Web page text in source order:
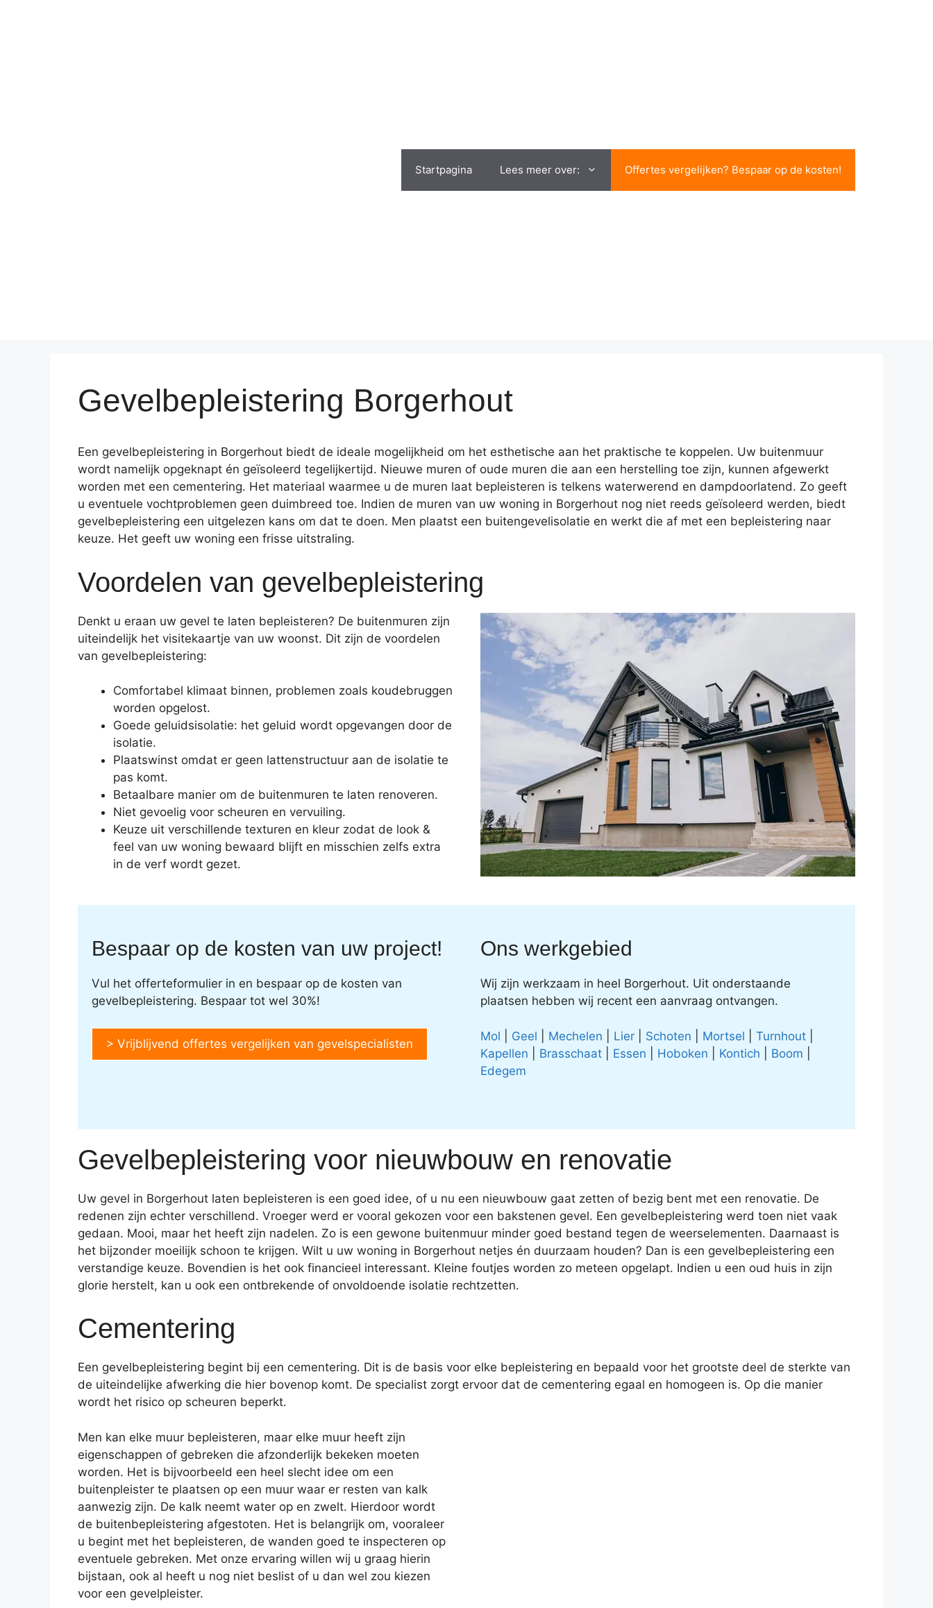
Startpagina Lees meer over: Offertes vergelijken? Bespaar op de kosten!
Gevelbepleistering Borgerhout
Een gevelbepleistering in Borgerhout biedt de ideale mogelijkheid om het esthetische aan het praktische te koppelen. Uw buitenmuur
wordt namelijk opgeknapt én geïsoleerd tegelijkertijd. Nieuwe muren of oude muren die aan een herstelling toe zijn, kunnen afgewerkt
worden met een cementering. Het materiaal waarmee u de muren laat bepleisteren is telkens waterwerend en dampdoorlatend. Zo geeft
u eventuele vochtproblemen geen duimbreed toe. Indien de muren van uw woning in Borgerhout nog niet reeds geïsoleerd werden, biedt
gevelbepleistering een uitgelezen kans om dat te doen. Men plaatst een buitengevelisolatie en werkt die af met een bepleistering naar
keuze. Het geeft uw woning een frisse uitstraling.
Voordelen van gevelbepleistering
Denkt u eraan uw gevel te laten bepleisteren? De buitenmuren zijn
uiteindelijk het visitekaartje van uw woonst. Dit zijn de voordelen
van gevelbepleistering:
Comfortabel klimaat binnen, problemen zoals koudebruggen
worden opgelost.
Goede geluidsisolatie: het geluid wordt opgevangen door de
isolatie.
Plaatswinst omdat er geen lattenstructuur aan de isolatie te
pas komt.
Betaalbare manier om de buitenmuren te laten renoveren.
Niet gevoelig voor scheuren en vervuiling.
Keuze uit verschillende texturen en kleur zodat de look &
feel van uw woning bewaard blijft en misschien zelfs extra
in de verf wordt gezet.
Bespaar op de kosten van uw project!
Vul het offerteformulier in en bespaar op de kosten van
gevelbepleistering. Bespaar tot wel 30%!
> Vrijblijvend offertes vergelijken van gevelspecialisten
Ons werkgebied
Wij zijn werkzaam in heel Borgerhout. Uit onderstaande
plaatsen hebben wij recent een aanvraag ontvangen.
Mol Geel Mechelen Lier Schoten Mortsel Turnhout
Kapellen
Brasschaat Essen Hoboken Kontich Boom
Edegem
Gevelbepleistering voor nieuwbouw en renovatie
Uw gevel in Borgerhout laten bepleisteren is een goed idee, of u nu een nieuwbouw gaat zetten of bezig bent met een renovatie. De
redenen zijn echter verschillend. Vroeger werd er vooral gekozen voor een bakstenen gevel. Een gevelbepleistering werd toen niet vaak
gedaan. Mooi, maar het heeft zijn nadelen. Zo is een gewone buitenmuur minder goed bestand tegen de weerselementen. Daarnaast is
het bijzonder moeilijk schoon te krijgen. Wilt u uw woning in Borgerhout netjes én duurzaam houden? Dan is een gevelbepleistering een
verstandige keuze. Bovendien is het ook financieel interessant. Kleine foutjes worden zo meteen opgelapt. Indien u een oud huis in zijn
glorie herstelt, kan u ook een ontbrekende of onvoldoende isolatie rechtzetten.
Cementering
Een gevelbepleistering begint bij een cementering. Dit is de basis voor elke bepleistering en bepaald voor het grootste deel de sterkte van
de uiteindelijke afwerking die hier bovenop komt. De specialist zorgt ervoor dat de cementering egaal en homogeen is. Op die manier
wordt het risico op scheuren beperkt.
Men kan elke muur bepleisteren, maar elke muur heeft zijn
eigenschappen of gebreken die afzonderlijk bekeken moeten
worden. Het is bijvoorbeeld een heel slecht idee om een
buitenpleister te plaatsen op een muur waar er resten van kalk
aanwezig zijn. De kalk neemt water op en zwelt. Hierdoor wordt
de buitenbepleistering afgestoten. Het is belangrijk om, vooraleer
u begint met het bepleisteren, de wanden goed te inspecteren op
eventuele gebreken. Met onze ervaring willen wij u graag hierin
bijstaan, ook al heeft u nog niet beslist of u dan wel zou kiezen
voor een gevelpleister.